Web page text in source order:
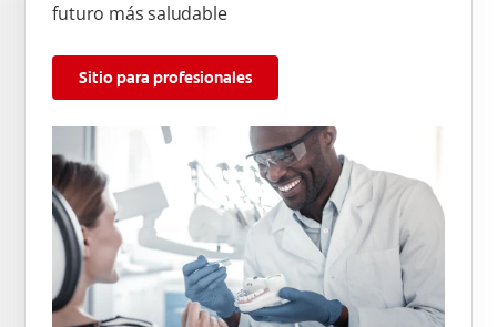
futuro más saludable
Sitio para profesionales